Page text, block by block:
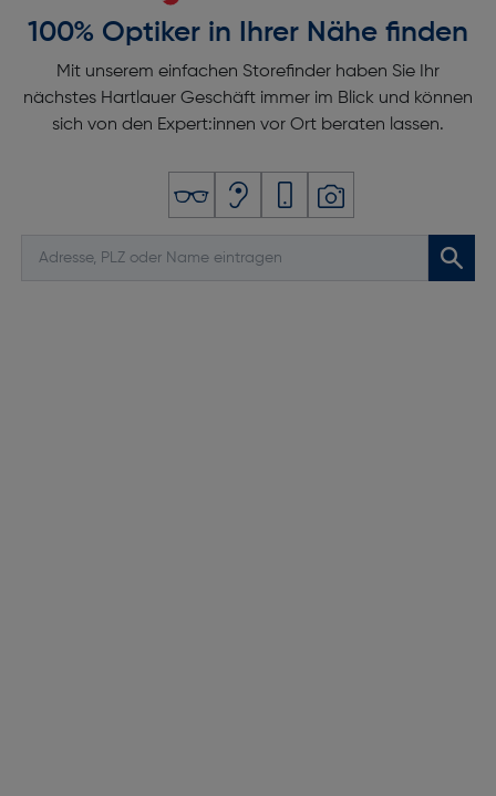
100% Optiker in Ihrer Nähe finden
Mit unserem einfachen Storefinder haben Sie Ihr
nächstes Hartlauer Geschäft immer im Blick und können
sich von den Expert:innen vor Ort beraten lassen.